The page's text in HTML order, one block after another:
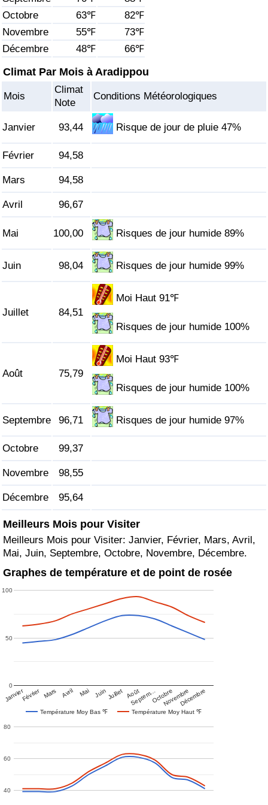
Octobre
63℉
82℉
Novembre
55℉
73℉
Décembre
48℉ 66℉
Climat Par Mois à Aradippou
Mois
Climat
Note
Conditions Météorologiques
Janvier 93,44 Risque de jour de pluie 47%
Février 94,58
Mars 94,58
Avril 96,67
Mai 100,00 Risques de jour humide 89%
Juin 98,04 Risques de jour humide 99%
Juillet 84,51
Moi Haut 91℉
Risques de jour humide 100%
Août 75,79
Moi Haut 93℉
Risques de jour humide 100%
Septembre 96,71 Risques de jour humide 97%
Octobre 99,37
Novembre 98,55
Décembre 95,64
Meilleurs Mois pour Visiter
Meilleurs Mois pour Visiter: Janvier, Février, Mars, Avril,
Mai, Juin, Septembre, Octobre, Novembre, Décembre.
Graphes de température et de point de rosée
Température Moy Bas ℉ Température Moy Haut ℉
JanvierFévrier Mars Avril Mai Juin Juillet Août
Septem…OctobreNovembreDécembre
0
50
100
40
60
80
Soins de santé
Indice des soins de santé (Actuel)
Indice des soins de santé par Pays
Indice de Pollution (Actuel)
Indice de pollution
Indice de Pollution par Pays
Trafic
Indice de Trafic (Actuel)
Indice de Trafic par Pays